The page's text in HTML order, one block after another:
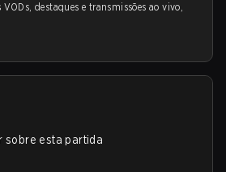
destaques e transmissões ao vivo,
sobre esta partida